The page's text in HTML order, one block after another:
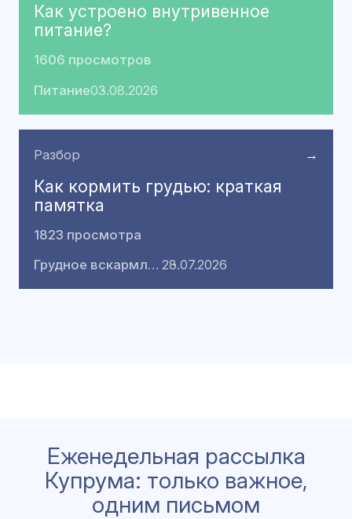
Как устроено внутривенное
питание?
1606 просмотров
Питание03.08.2026
Разбор →
Как кормить грудью: краткая
памятка
1823 просмотра
Грудное вскармливание 28.07.2026
Еженедельная рассылка
Купрума: только важное,
одним письмом